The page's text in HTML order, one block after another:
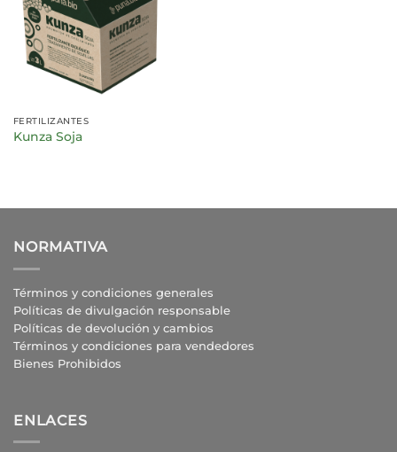
FERTILIZANTES
Kunza Soja
NORMATIVA
Términos y condiciones generales
Políticas de divulgación responsable
Políticas de devolución y cambios
Términos y condiciones para vendedores
Bienes Prohibidos
ENLACES